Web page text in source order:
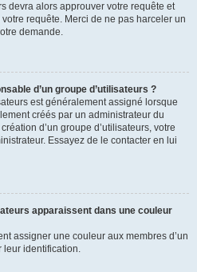
devra alors approuver votre requête et
requête. Merci de ne pas harceler un
demande.
d’un groupe d’utilisateurs ?
est généralement assigné lorsque
créés par un administrateur du
d’un groupe d’utilisateurs, votre
Essayez de le contacter en lui
apparaissent dans une couleur
assigner une couleur aux membres d’un
leur identification.